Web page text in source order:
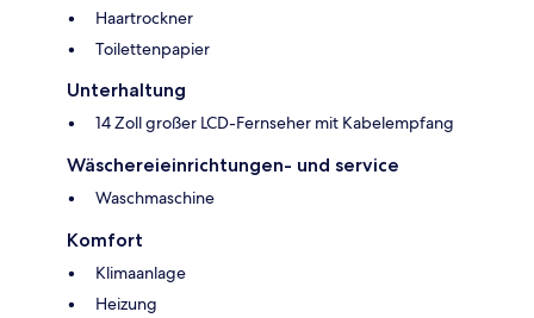
Haartrockner
Toilettenpapier
Unterhaltung
14 Zoll großer LCD-Fernseher mit Kabelempfang
Wäschereieinrichtungen- und service
Waschmaschine
Komfort
Klimaanlage
Heizung